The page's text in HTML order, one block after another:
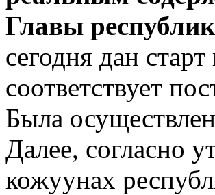
Главы
сегодня дан
соответствует
Была
Далее, согласно
кожуунах